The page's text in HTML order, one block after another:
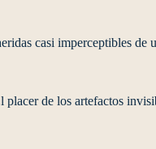
casi imperceptibles de
de los artefactos